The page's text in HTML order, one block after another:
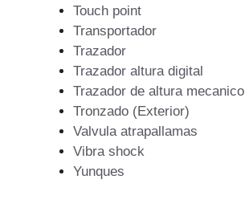
Touch point
Transportador
Trazador
Trazador altura digital
Trazador de altura mecanico
Tronzado (Exterior)
Valvula atrapallamas
Vibra shock
Yunques